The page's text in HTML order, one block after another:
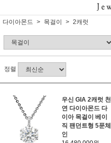
다이아몬드 목걸이 2캐럿
정렬
우신 GIA 2캐럿 천
연 다이아몬드 다
이아 목걸이 베이
직 팬던트형 5푼체
인